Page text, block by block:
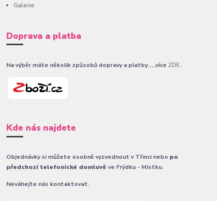
Galerie
Doprava a platba
Na výběr máte několik způsobů dopravy a platby......více ZDE.
Kde nás najdete
Objednávky si můžete osobně vyzvednout v Třinci nebo po
předchozí telefonické domluvěve Frýdku - Místku.
Neváhejte nás kontaktovat.